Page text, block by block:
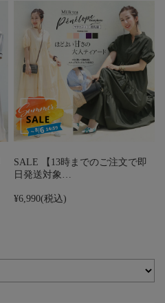
SALE 【13時までのご注文で即
日発送対象…
¥6,990(税込)